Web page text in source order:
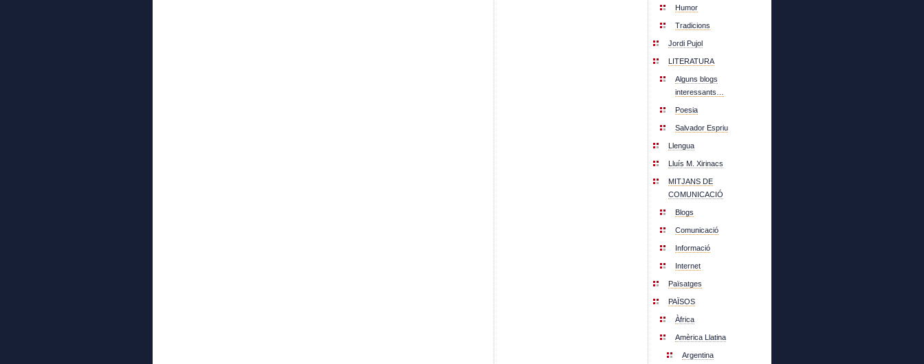
Humor
Tradicions
Jordi Pujol
LITERATURA
Alguns blogs
interessants…
Poesia
Salvador Espriu
Llengua
Lluís M. Xirinacs
MITJANS DE
COMUNICACIÓ
Blogs
Comunicació
Informació
Internet
Païsatges
PAÏSOS
Àfrica
Amèrica Llatina
Argentina